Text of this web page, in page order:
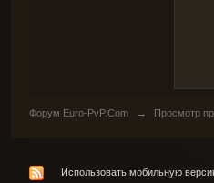
Форум Euro-PvP.Com → Просмотр
Использовать мобильную